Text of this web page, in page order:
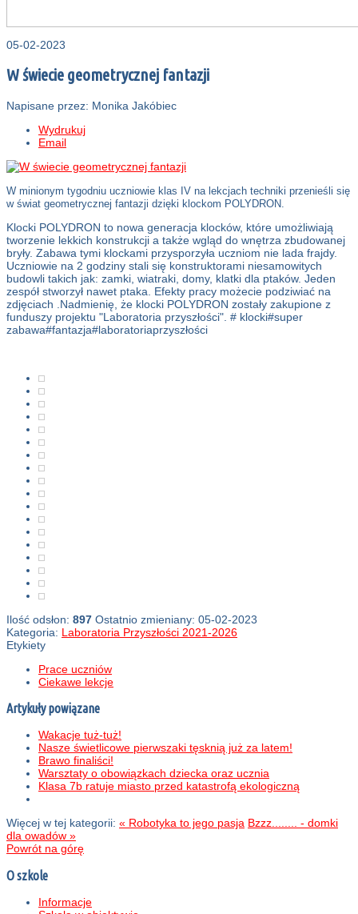
05-02-2023
W świecie geometrycznej fantazji
Napisane przez: Monika Jakóbiec
Wydrukuj
Email
W minionym tygodniu uczniowie klas IV na lekcjach techniki przenieśli się
w świat geometrycznej fantazji dzięki klockom POLYDRON.
Klocki POLYDRON to nowa generacja klocków, które umożliwiają
tworzenie lekkich konstrukcji a także wgląd do wnętrza zbudowanej
bryły. Zabawa tymi klockami przysporzyła uczniom nie lada frajdy.
Uczniowie na 2 godziny stali się konstruktorami niesamowitych
budowli takich jak: zamki, wiatraki, domy, klatki dla ptaków. Jeden
zespół stworzył nawet ptaka. Efekty pracy możecie podziwiać na
zdjęciach .Nadmienię, że klocki POLYDRON zostały zakupione z
funduszy projektu "Laboratoria przyszłości". # klocki#super
zabawa#fantazja#laboratoriaprzyszłości
Ilość odsłon: 897 Ostatnio zmieniany: 05-02-2023
Kategoria: Laboratoria Przyszłości 2021-2026
Etykiety
Prace uczniów
Ciekawe lekcje
Artykuły powiązane
Wakacje tuż-tuż!
Nasze świetlicowe pierwszaki tęsknią już za latem!
Brawo finaliści!
Warsztaty o obowiązkach dziecka oraz ucznia
Klasa 7b ratuje miasto przed katastrofą ekologiczną
Więcej w tej kategorii: « Robotyka to jego pasja Bzzz........ - domki
dla owadów »
Powrót na górę
O szkole
Informacje